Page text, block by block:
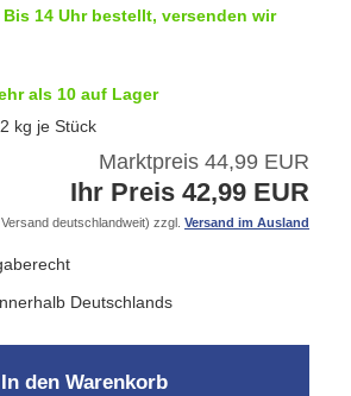
14 Uhr bestellt, versenden wir
als 10 auf Lager
2 kg je Stück
Marktpreis 44,99 EUR
Ihr Preis 42,99 EUR
deutschlandweit) zzgl. Versand im Ausland
In den Warenkorb